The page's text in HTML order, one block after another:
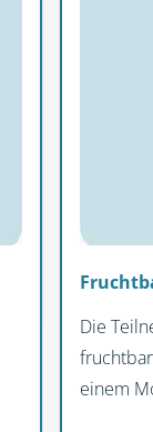
Die
einem